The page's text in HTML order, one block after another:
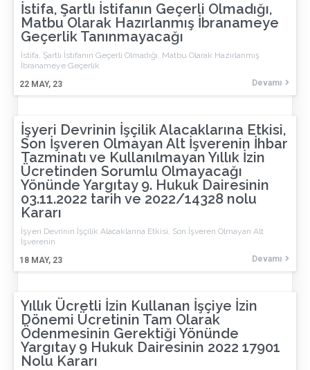
İstifa, Şartlı İstifanın Geçerli Olmadığı,
Matbu Olarak Hazırlanmış İbranameye
Geçerlik Tanınmayacağı
22 MAY, 23
İstifa, Şartlı İstifanın Geçerli Olmadığı, Matbu Olarak Hazırlanmış
İbranameye Geçerlik
Devamı
İşyeri Devrinin İşçilik Alacaklarına Etkisi,
Son İşveren Olmayan Alt İşverenin İhbar
Tazminatı ve Kullanılmayan Yıllık İzin
Ücretinden Sorumlu Olmayacağı
Yönünde Yargıtay 9. Hukuk Dairesinin
03.11.2022 tarih ve 2022/14328 nolu
Kararı
18 MAY, 23
İşyeri Devrinin İşçilik Alacaklarına Etkisi, Son İşveren Olmayan Alt
İşverenin
Devamı
Yıllık Ücretli İzin Kullanan İşçiye İzin
Dönemi Ücretinin Tam Olarak
Ödenmesinin Gerektiği Yönünde
Yargıtay 9 Hukuk Dairesinin 2022 17901
Nolu Kararı